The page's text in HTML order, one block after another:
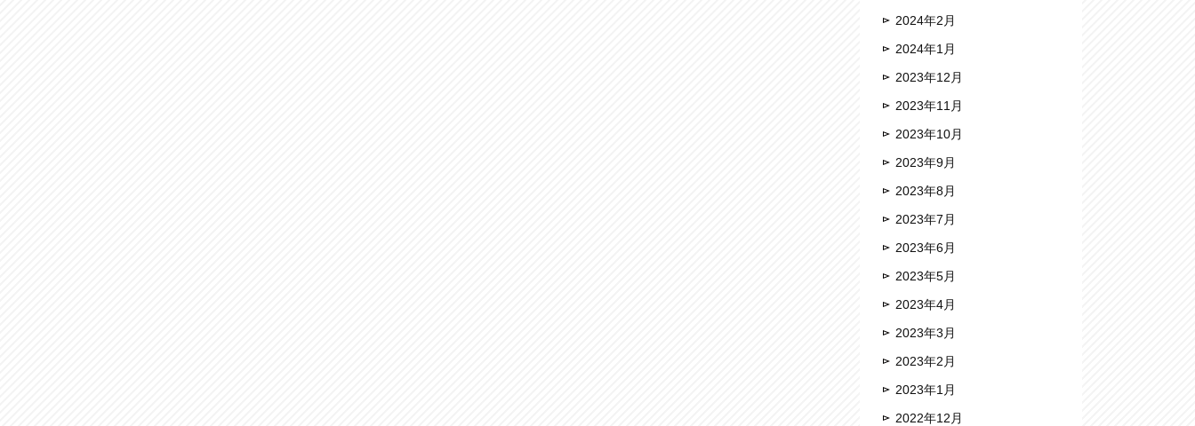
2024年2月
2024年1月
2023年12月
2023年11月
2023年10月
2023年9月
2023年8月
2023年7月
2023年6月
2023年5月
2023年4月
2023年3月
2023年2月
2023年1月
2022年12月